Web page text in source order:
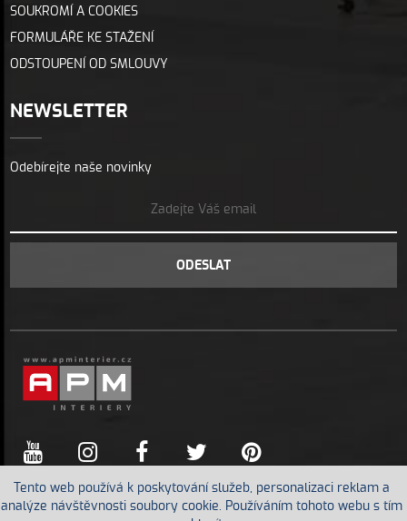
SOUKROMÍ A COOKIES
FORMULÁŘE KE STAŽENÍ
ODSTOUPENÍ OD SMLOUVY
NEWSLETTER
Odebírejte naše novinky
ODESLAT
Tento web používá k poskytování služeb, personalizaci reklam a
analýze návštěvnosti soubory cookie. Používáním tohoto webu s tím